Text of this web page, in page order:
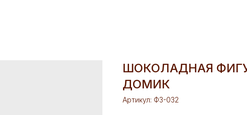
ШОКОЛАДНАЯ
ДОМИК
Артикул: Ф3-032